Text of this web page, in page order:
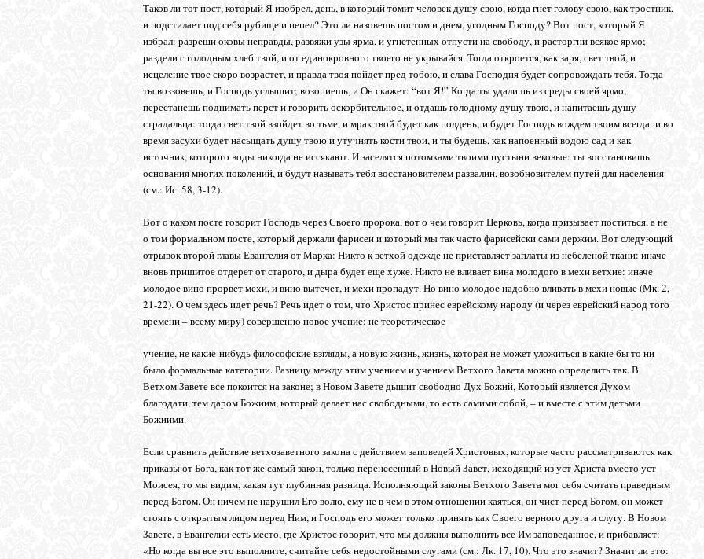
Таков ли тот пост, который Я изобрел, день, в который томит человек душу свою, когда гнет голову свою, как тростник,
и подстилает под себя рубище и пепел? Это ли назовешь постом и днем, угодным Господу? Вот пост, который Я
избрал: разреши оковы неправды, развяжи узы ярма, и угнетенных отпусти на свободу, и расторгни всякое ярмо;
раздели с голодным хлеб твой, и от единокровного твоего не укрывайся. Тогда откроется, как заря, свет твой, и
исцеление твое скоро возрастет, и правда твоя пойдет пред тобою, и слава Господня будет сопровождать тебя. Тогда
ты воззовешь, и Господь услышит; возопиешь, и Он скажет: “вот Я!” Когда ты удалишь из среды своей ярмо,
перестанешь поднимать перст и говорить оскорбительное, и отдашь голодному душу твою, и напитаешь душу
страдальца: тогда свет твой взойдет во тьме, и мрак твой будет как полдень; и будет Господь вождем твоим всегда: и во
время засухи будет насыщать душу твою и утучнять кости твои, и ты будешь, как напоенный водою сад и как
источник, которого воды никогда не иссякают. И заселятся потомками твоими пустыни вековые: ты восстановишь
основания многих поколений, и будут называть тебя восстановителем развалин, возобновителем путей для населения
(см.: Ис. 58, 3-12).
Вот о каком посте говорит Господь через Своего пророка, вот о чем говорит Церковь, когда призывает поститься, а не
о том формальном посте, который держали фарисеи и который мы так часто фарисейски сами держим. Вот следующий
отрывок второй главы Евангелия от Марка: Никто к ветхой одежде не приставляет заплаты из небеленой ткани: иначе
вновь пришитое отдерет от старого, и дыра будет еще хуже. Никто не вливает вина молодого в мехи ветхие: иначе
молодое вино прорвет мехи, и вино вытечет, и мехи пропадут. Но вино молодое надобно вливать в мехи новые (Мк. 2,
21-22). О чем здесь идет речь? Речь идет о том, что Христос принес еврейскому народу (и через еврейский народ того
времени – всему миру) совершенно новое учение: не теоретическое
учение, не какие-нибудь философские взгляды, а новую жизнь, жизнь, которая не может уложиться в какие бы то ни
было формальные категории. Разницу между этим учением и учением Ветхого Завета можно определить так. В
Ветхом Завете все покоится на законе; в Новом Завете дышит свободно Дух Божий, Который является Духом
благодати, тем даром Божиим, который делает нас свободными, то есть самими собой, – и вместе с этим детьми
Божиими.
Если сравнить действие ветхозаветного закона с действием заповедей Христовых, которые часто рассматриваются как
приказы от Бога, как тот же самый закон, только перенесенный в Новый Завет, исходящий из уст Христа вместо уст
Моисея, то мы видим, какая тут глубинная разница. Исполняющий законы Ветхого Завета мог себя считать праведным
перед Богом. Он ничем не нарушил Его волю, ему не в чем в этом отношении каяться, он чист перед Богом, он может
стоять с открытым лицом перед Ним, и Господь его может только принять как Своего верного друга и слугу. В Новом
Завете, в Евангелии есть место, где Христос говорит, что мы должны выполнить все Им заповеданное, и прибавляет:
«Но когда вы все это выполните, считайте себя недостойными слугами (см.: Лк. 17, 10). Что это значит? Значит ли это: